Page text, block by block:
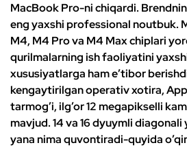
MacBook Pro-ni chiqardi.
eng yaxshi professional noutbuk.
M4, M4 Pro va M4 Max chiplari
qurilmalarning ish faoliyatini
xususiyatlarga ham e’tibor
kengaytirilgan operativ xotira,
tarmog’i, ilg’or 12 megapikselli
mavjud. 14 va 16 dyuymli
yana nima quvontiradi-quyida